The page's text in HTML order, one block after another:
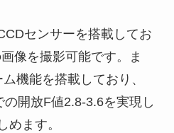
センサーを搭載してお
像を撮影可能です。ま
機能を搭載しており、
開放F値2.8-3.6を実現し
めます。